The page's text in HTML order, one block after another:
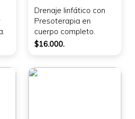
Drenaje linfático con
Presoterapia en
cuerpo completo.
$16.000.